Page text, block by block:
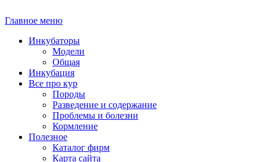
Главное меню
Инкубаторы
Модели
Общая
Инкубация
Все про кур
Породы
Разведение и содержание
Проблемы и болезни
Кормление
Полезное
Каталог фирм
Карта сайта